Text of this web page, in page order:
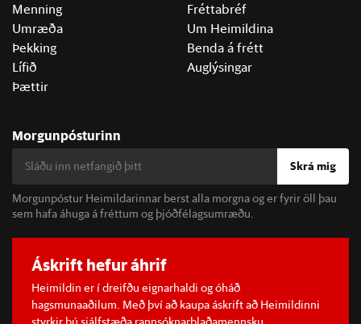
Menning
Umræða
Þekking
Lífið
Þættir
Fréttabréf
Um Heimildina
Benda á frétt
Auglýsingar
Morgunpósturinn
Skrá mig
Morgunpóstur Heimildarinnar berst alla morgna og er fyrir öll þau
sem hafa áhuga á fréttum og þjóðfélagsumræðu.
Áskrift hefur áhrif
Heimildin er í dreifðu eignarhaldi og óháð
hagsmunaaðilum. Með því að kaupa áskrift að Heimildinni